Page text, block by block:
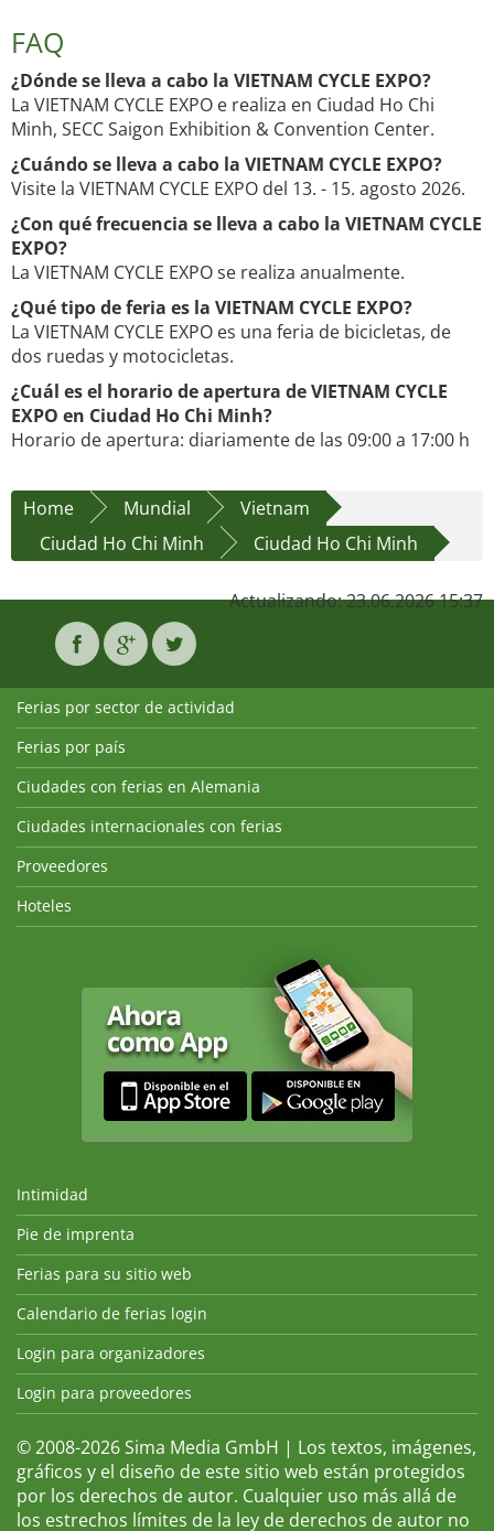
FAQ
¿Dónde se lleva a cabo la VIETNAM CYCLE EXPO?
La VIETNAM CYCLE EXPO e realiza en Ciudad Ho Chi
Minh, SECC Saigon Exhibition & Convention Center.
¿Cuándo se lleva a cabo la VIETNAM CYCLE EXPO?
Visite la VIETNAM CYCLE EXPO del 13. - 15. agosto 2026.
¿Con qué frecuencia se lleva a cabo la VIETNAM CYCLE
EXPO?
La VIETNAM CYCLE EXPO se realiza anualmente.
¿Qué tipo de feria es la VIETNAM CYCLE EXPO?
La VIETNAM CYCLE EXPO es una feria de bicicletas, de
dos ruedas y motocicletas.
¿Cuál es el horario de apertura de VIETNAM CYCLE
EXPO en Ciudad Ho Chi Minh?
Horario de apertura: diariamente de las 09:00 a 17:00 h
Home Mundial
Vietnam
Ciudad Ho Chi Minh
Ciudad Ho Chi Minh
Actualizando: 23.06.2026 15:37
Ferias por sector de actividad
Ferias por país
Ciudades con ferias en Alemania
Ciudades internacionales con ferias
Proveedores
Hoteles
Intimidad
Pie de imprenta
Ferias para su sitio web
Calendario de ferias login
Login para organizadores
Login para proveedores
© 2008-2026 Sima Media GmbH | Los textos, imágenes,
gráficos y el diseño de este sitio web están protegidos
por los derechos de autor. Cualquier uso más allá de
los estrechos límites de la ley de derechos de autor no